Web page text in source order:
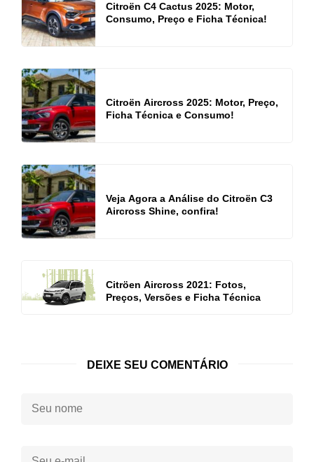
Citroën C4 Cactus 2025: Motor,
Consumo, Preço e Ficha Técnica!
Citroën Aircross 2025: Motor, Preço,
Ficha Técnica e Consumo!
Veja Agora a Análise do Citroën C3
Aircross Shine, confira!
Citröen Aircross 2021: Fotos,
Preços, Versões e Ficha Técnica
DEIXE SEU COMENTÁRIO
Seu
Seu